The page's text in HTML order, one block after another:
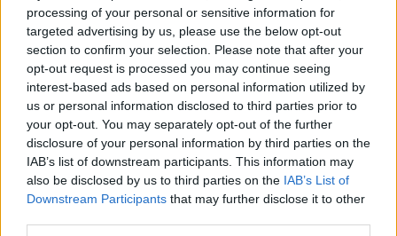
processing of your personal or sensitive information for
targeted advertising by us, please use the below opt-out
section to confirm your selection. Please note that after your
opt-out request is processed you may continue seeing
interest-based ads based on personal information utilized by
us or personal information disclosed to third parties prior to
your opt-out. You may separately opt-out of the further
disclosure of your personal information by third parties on the
IAB’s list of downstream participants. This information may
also be disclosed by us to third parties on the IAB’s List of
Downstream Participants that may further disclose it to other
Yhtiökoko
Pienet
Mikrot
Yhtiömuodot